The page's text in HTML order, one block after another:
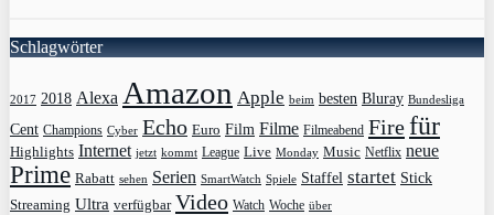
Schlagwörter
2017 2018 Alexa Amazon Apple beim besten Bluray Bundesliga
Cent Champions Cyber Echo Euro Film Filme Filmeabend Firefür
Highlights Internet jetzt kommt League Live Monday Music Netflix neue
Prime Rabatt sehen Serien SmartWatch Spiele Staffel startet Stick
Streaming Ultra verfügbar Video Watch Woche über